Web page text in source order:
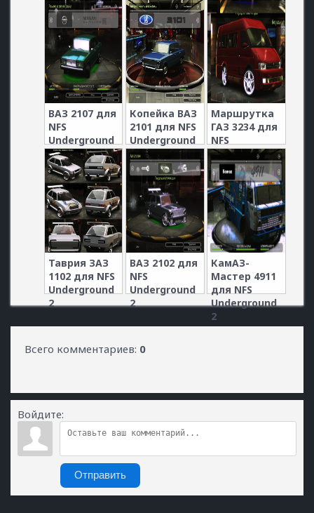
ВАЗ 2107 для
NFS
Underground
2
Копейка ВАЗ
2101 для NFS
Underground
2
Маршрутка
ГАЗ 3234 для
NFS
Underground
2
Таврия ЗАЗ
1102 для NFS
Underground
2
ВАЗ 2102 для
NFS
Underground
2
КамАЗ-
Мастер 4911
для NFS
Underground
2
Всего комментариев: 0
Войдите:
Отправить